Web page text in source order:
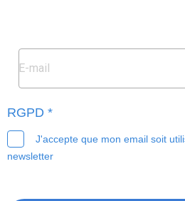
RGPD *
J'accepte que mon email soit
newsletter